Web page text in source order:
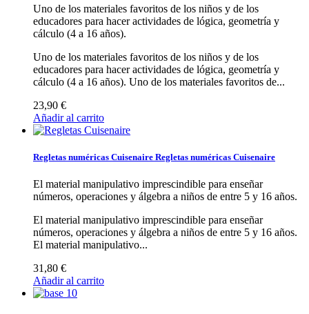
Uno de los materiales favoritos de los niños y de los
educadores para hacer actividades de lógica, geometría y
cálculo (4 a 16 años).
Uno de los materiales favoritos de los niños y de los
educadores para hacer actividades de lógica, geometría y
cálculo (4 a 16 años). Uno de los materiales favoritos de...
23,90 €
Añadir al carrito
Regletas numéricas Cuisenaire Regletas numéricas Cuisenaire
El material manipulativo imprescindible para enseñar
números, operaciones y álgebra a niños de entre 5 y 16 años.
El material manipulativo imprescindible para enseñar
números, operaciones y álgebra a niños de entre 5 y 16 años.
El material manipulativo...
31,80 €
Añadir al carrito